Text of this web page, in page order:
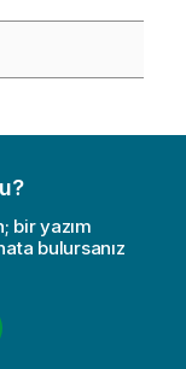
bir yazım
bulursanız